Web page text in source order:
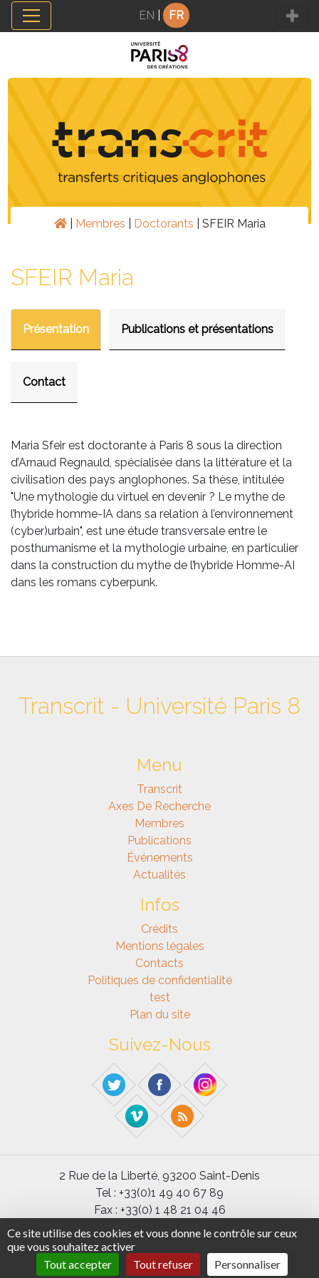
Panneau de gestion des cookies
Ce site utilise des cookies et vous donne le contrôle sur ceux
que vous souhaitez activer
Tout accepter
Tout refuser Personnaliser
EN FR
Membres Doctorants SFEIR Maria
SFEIR Maria
Présentation Publications et présentations
Contact
Maria Sfeir est doctorante à Paris 8 sous la direction
d’Arnaud Regnauld, spécialisée dans la littérature et la
civilisation des pays anglophones. Sa thèse, intitulée
"Une mythologie du virtuel en devenir ? Le mythe de
l’hybride homme-IA dans sa relation à l’environnement
(cyber)urbain", est une étude transversale entre le
posthumanisme et la mythologie urbaine, en particulier
dans la construction du mythe de l’hybride Homme-AI
dans les romans cyberpunk.
Transcrit - Université Paris 8
Menu
Transcrit
Axes De Recherche
Membres
Publications
Événements
Actualités
Infos
Crédits
Mentions légales
Contacts
Politiques de confidentialité
test
Plan du site
Suivez-Nous
2 Rue de la Liberté, 93200 Saint-Denis
Tel : +33(0)1 49 40 67 89
Fax : +33(0) 1 48 21 04 46
Université Paris 8 ©2020 - Tous droits réservés
Code et documentation sous licenceGPL 3 -SPIP-BootStrap